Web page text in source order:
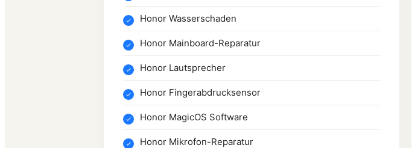
Honor Wasserschaden
Honor Mainboard-Reparatur
Honor Lautsprecher
Honor Fingerabdrucksensor
Honor MagicOS Software
Honor Mikrofon-Reparatur